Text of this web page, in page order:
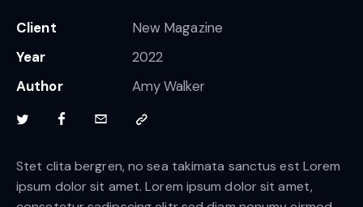
Client
New Magazine
Year
2022
Author
Amy Walker
Stet clita bergren, no sea takimata sanctus est Lorem
ipsum dolor sit amet. Lorem ipsum dolor sit amet,